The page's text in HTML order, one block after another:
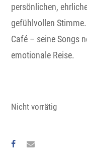
persönlichen,
gefühlvollen
Café – seine Songs
emotionale Reise.
Nicht vorrätig